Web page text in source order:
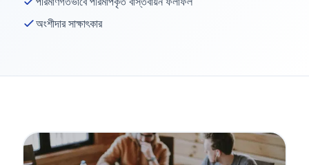
অংশীদার সাক্ষাৎকার